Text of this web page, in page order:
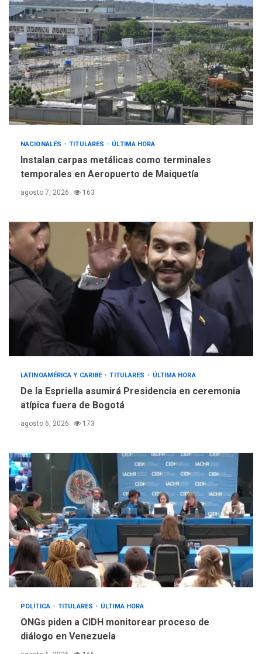
4
ÚLTIMA HORA
Gobierno y AN2015 en
nueva mesa de diálogo
INTERNACIONALES ÚLTIMA HORA
Hiroshima 81 años de la
debacle atómica. Japón
debate principios no
nucleares
NACIONALES TITULARES ÚLTIMA HORA
Instalan carpas metálicas como terminales
temporales en Aeropuerto de Maiquetía
agosto 7, 2026 163
LATINOAMÉRICA Y CARIBE TITULARES ÚLTIMA HORA
De la Espriella asumirá Presidencia en ceremonia
atípica fuera de Bogotá
agosto 6, 2026 173
POLÍTICA TITULARES ÚLTIMA HORA
ONGs piden a CIDH monitorear proceso de
diálogo en Venezuela